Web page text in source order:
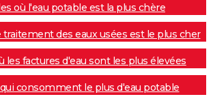
où l'eau potable est la plus chère
traitement des eaux usées est le plus cher
les factures d'eau sont les plus élevées
consomment le plus d'eau potable